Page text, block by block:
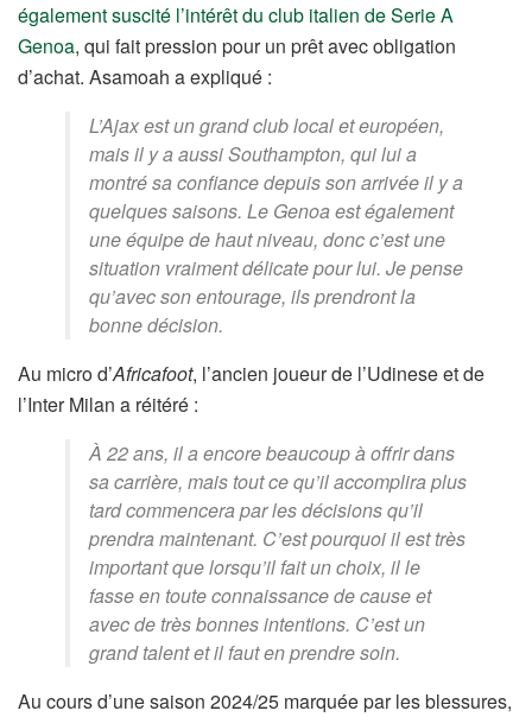
également suscité l’intérêt du club italien de Serie A
Genoa, qui fait pression pour un prêt avec obligation
d’achat. Asamoah a expliqué :
L’Ajax est un grand club local et européen,
mais il y a aussi Southampton, qui lui a
montré sa confiance depuis son arrivée il y a
quelques saisons. Le Genoa est également
une équipe de haut niveau, donc c’est une
situation vraiment délicate pour lui. Je pense
qu’avec son entourage, ils prendront la
bonne décision.
Au micro d’Africafoot, l’ancien joueur de l’Udinese et de
l’Inter Milan a réitéré :
À 22 ans, il a encore beaucoup à offrir dans
sa carrière, mais tout ce qu’il accomplira plus
tard commencera par les décisions qu’il
prendra maintenant. C’est pourquoi il est très
important que lorsqu’il fait un choix, il le
fasse en toute connaissance de cause et
avec de très bonnes intentions. C’est un
grand talent et il faut en prendre soin.
Au cours d’une saison 2024/25 marquée par les blessures,